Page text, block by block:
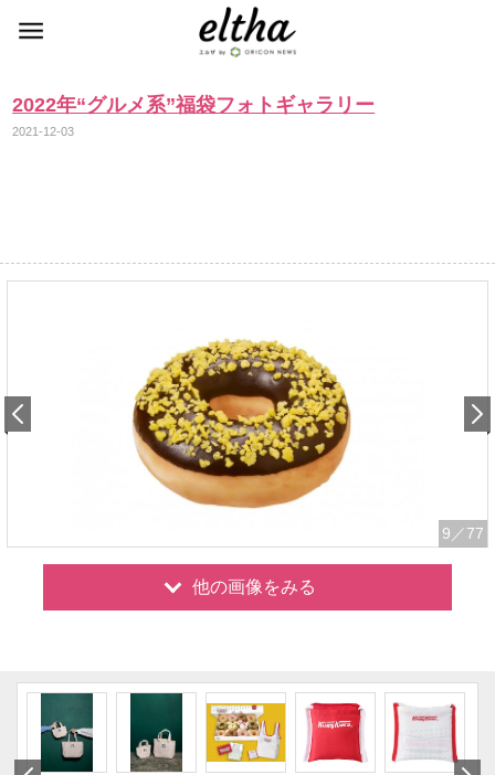
2022年“グルメ系”福袋フォトギャラリー
2021-12-03
9 ／77
他の画像をみる